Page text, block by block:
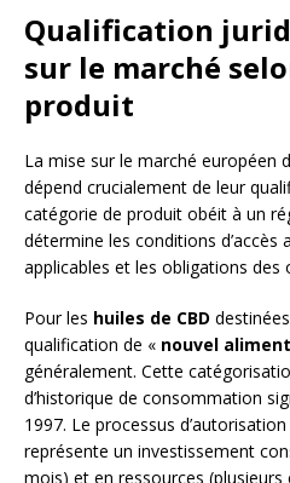
Qualification
sur le marché
produit
La mise sur le marché européen
dépend crucialement de leur
catégorie de produit obéit à un
détermine les conditions d’accès
applicables et les obligations des
Pour les huiles de CBD
qualification de « nouvel aliment
généralement. Cette
d’historique de consommation
1997. Le processus
représente un investissement
mois) et en ressources (plusieurs